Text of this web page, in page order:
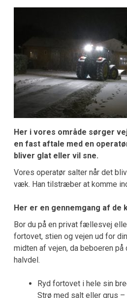
Her i vores område sørger
en fast aftale med en
bliver glat eller vil sne.
Vores operatør salter når det
væk. Han tilstræber at komme
Her er en gennemgang af de
Bor du på en privat fællesvej
fortovet, stien og vejen ud for
midten af vejen, da beboeren
halvdel.
Ryd fortovet i hele sin
Strø med salt eller grus